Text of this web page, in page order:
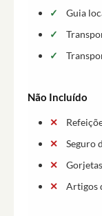
Guia
Não Incluído
Seguro
Artigos